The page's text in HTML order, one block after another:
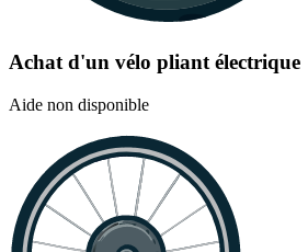
Achat d'un vélo pliant électrique
Aide non disponible